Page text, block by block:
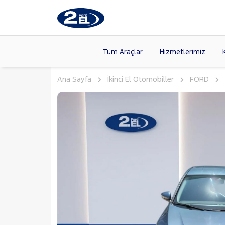
Tüm Araçlar Hizmetlerimiz
Markalar > FORD
Ana Sayfa İkinci El Otomobiller FORD